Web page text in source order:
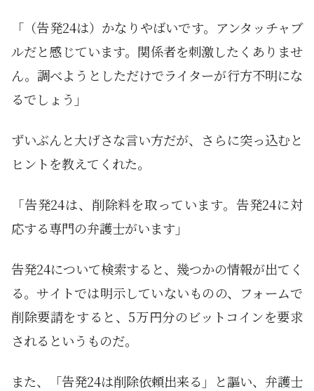
「（告発24は）かなりやばいです。アンタッチャブ
ルだと感じています。関係者を刺激したくありませ
ん。調べようとしただけでライターが行方不明にな
るでしょう」
ずいぶんと大げさな言い方だが、さらに突っ込むと
ヒントを教えてくれた。
「告発24は、削除料を取っています。告発24に対
応する専門の弁護士がいます」
告発24について検索すると、幾つかの情報が出てく
る。サイトでは明示していないものの、フォームで
削除要請をすると、5万円分のビットコインを要求
されるというものだ。
また、「告発24は削除依頼出来る」と謳い、弁護士